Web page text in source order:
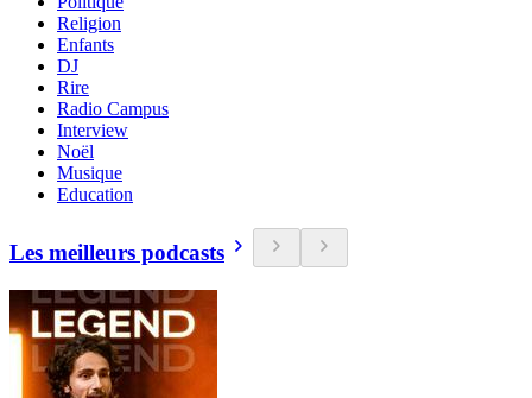
Religion
Enfants
DJ
Rire
Radio Campus
Interview
Noël
Musique
Education
Les meilleurs podcasts